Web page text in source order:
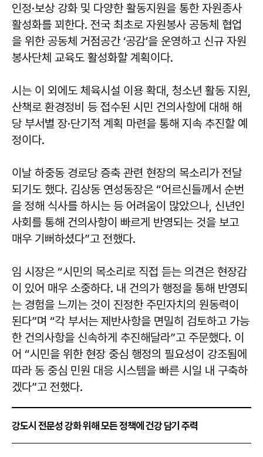
인정·보상 강화 및 다양한 활동지원을 통한 자원종사
활성화를 꾀한다. 전국 최초로 자원봉사 공동체 협업
을 위한 공동체 거점공간 ‘공감’을 운영하고 신규 자원
봉사단체 교육도 활성화할 계획이다.
시는 이 외에도 체육시설 이용 확대, 청소년 활동 지원,
산책로 환경정비 등 접수된 시민 건의사항에 대해 해
당 부서별 장·단기적 계획 마련을 통해 지속 추진할 예
정이다.
이날 하중동 경로당 증축 관련 현장의 목소리가 전달
되기도 했다. 김상동 연성동장은 “어르신들께서 순번
을 정해 식사를 하시는 등 어려움이 많았으나, 신년인
사회를 통해 건의사항이 빠르게 반영되는 것을 보고
매우 기뻐하셨다”고 전했다.
임 시장은 “시민의 목소리로 직접 듣는 의견은 현장감
이 있어 매우 소중하다. 내 건의가 행정을 통해 반영되
는 경험을 느끼는 것이 진정한 주민자치의 원동력이
된다”며 “각 부서는 제반사항을 면밀히 검토하고 가능
한 건의사항을 신속하게 추진해달라”고 주문했다. 이
어 “시민을 위한 현장 중심 행정의 필요성이 강조됨에
따라 동 중심 민원 대응 시스템을 빠른 시일 내 구축하
겠다”고 전했다.
강도시 전문성 강화 위해 모든 정책에 건강 담기 주력